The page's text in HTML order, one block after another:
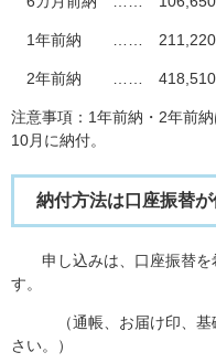
1年前納 …… 211,220円
2年前納 …… 418,510円
注意事項：1年前納・2年前
10月に納付。
納付方法は口座振替
申し込みは、口座振替を
す。
（通帳、お届け印、基礎
さい。）